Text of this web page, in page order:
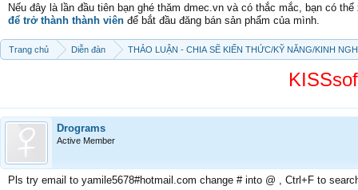
Nếu đây là lần đầu tiên bạn ghé thăm dmec.vn và có thắc mắc, bạn có
để trở thành thành viên để bắt đầu đăng bán sản phẩm của mình.
Trang chủ Diễn đàn THẢO LUẬN - CHIA SẼ KIẾN THỨC/KỸ NĂNG/KINH
Drograms
Active Member
Pls try email to yamile5678#hotmail.com change # into @ , Ctrl+F to